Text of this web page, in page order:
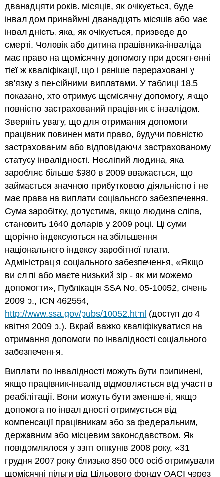
дванадцяти років. місяців, як очікується, буде
інвалідом принаймні дванадцять місяців або має
інвалідність, яка, як очікується, призведе до
смерті. Чоловік або дитина працівника-інваліда
має право на щомісячну допомогу при досягненні
тієї ж кваліфікації, що і раніше перераховані у
зв'язку з пенсійними виплатами. У таблиці 18.5
показано, хто отримує щомісячну допомогу, якщо
повністю застрахований працівник є інвалідом.
Зверніть увагу, що для отримання допомоги
працівник повинен мати право, будучи повністю
застрахованим або відповідаючи застрахованому
статусу інвалідності. Несліпий людина, яка
заробляє більше $980 в 2009 вважається, що
займається значною прибутковою діяльністю і не
має права на виплати соціального забезпечення.
Сума заробітку, допустима, якщо людина сліпа,
становить 1640 доларів у 2009 році. Ці суми
щорічно індексуються на збільшення
національного індексу заробітної плати.
Адміністрація соціального забезпечення, «Якщо
ви сліпі або маєте низький зір - як ми можемо
допомогти», Публікація SSA No. 05-10052, січень
2009 р., ICN 462554,
http://www.ssa.gov/pubs/10052.html (доступ до 4
квітня 2009 р.). Вкрай важко кваліфікуватися на
отримання допомоги по інвалідності соціального
забезпечення.
Виплати по інвалідності можуть бути припинені,
якщо працівник-інвалід відмовляється від участі в
реабілітації. Вони можуть бути зменшені, якщо
допомога по інвалідності отримується від
компенсації працівникам або за федеральним,
державним або місцевим законодавством. Як
повідомлялося у звіті опікунів 2008 року, «31
грудня 2007 року близько 850 000 осіб отримували
щомісячні пільги від Цільового фонду ОАСІ через